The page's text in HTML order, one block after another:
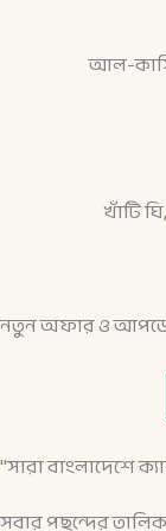
আল-
খাঁটি
নতুন অফার ও
"সারা বাংলাদেশে
সবার পছন্দের